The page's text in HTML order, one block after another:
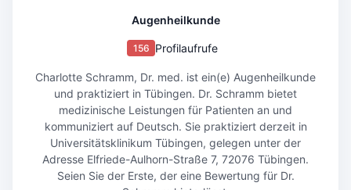
Augenheilkunde
156 Profilaufrufe
Charlotte Schramm, Dr. med. ist ein(e) Augenheilkunde
und praktiziert in Tübingen. Dr. Schramm bietet
medizinische Leistungen für Patienten an und
kommuniziert auf Deutsch. Sie praktiziert derzeit in
Universitätsklinikum Tübingen, gelegen unter der
Adresse Elfriede-Aulhorn-Straße 7, 72076 Tübingen.
Seien Sie der Erste, der eine Bewertung für Dr.